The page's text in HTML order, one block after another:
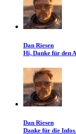
Dan Riesen
Hi, Danke für den
Dan Riesen
Danke für die